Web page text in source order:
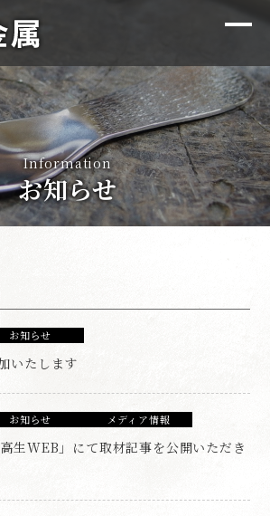
Information
お知らせ
お知らせ
いたします
お知らせ メディア情報
生WEB」にて取材記事を公開いただき